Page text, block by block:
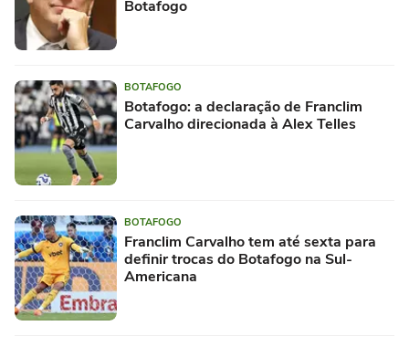
Botafogo
BOTAFOGO
Botafogo: a declaração de Franclim
Carvalho direcionada à Alex Telles
BOTAFOGO
Franclim Carvalho tem até sexta para
definir trocas do Botafogo na Sul-
Americana